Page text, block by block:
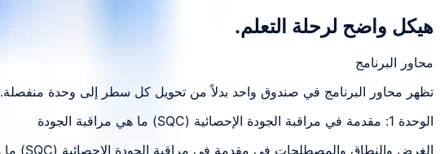
هيكل واضح لرحلة التعلم.
محاور البرنامج
تظهر محاور البرنامج في صندوق واحد بدلاً من تحويل كل سطر إلى وحدة منفصلة.
الوحدة 1: مقدمة في مراقبة الجودة الإحصائية (SQC) ما هي مراقبة الجودة
الغرض والنطاق والمصطلحات في مقدمة في مراقبة الجودة الإحصائية (SQC) ما هي مراقبة الجودة: تطبيق وتحليل ومراجعة عملية مرتبطة بموضوع الوحدة